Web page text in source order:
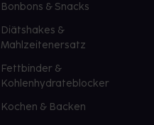
Bonbons & Snacks
Diätshakes &
Mahlzeitenersatz
Fettbinder &
Kohlenhydrateblocker
Kochen & Backen